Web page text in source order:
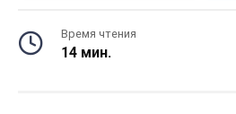
Время чтения
14 мин.